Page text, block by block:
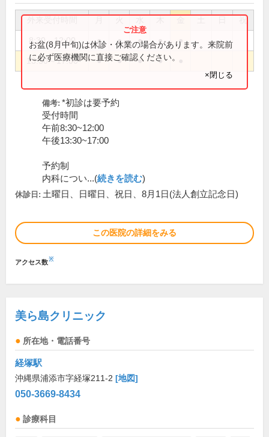
祝
8:30～12:00 ● ● ● ● ●
13:30～17:00 ● ● ● ●
お盆(8月中旬)は休診・休業の場合があります。来院前
に必ず医療機関に直接ご確認ください。
×閉じる
備考: *初診は要予約
受付時間
午前8:30~12:00
午後13:30~17:00
予約制
内科につい...(続きを読む)
休診日: 土曜日、日曜日、祝日、8月1日(法人創立記念日)
この医院の詳細をみる
アクセス数※
美ら島クリニック
所在地・電話番号
経塚駅
沖縄県浦添市字経塚211-2 [地図]
050-3669-8434
診療科目